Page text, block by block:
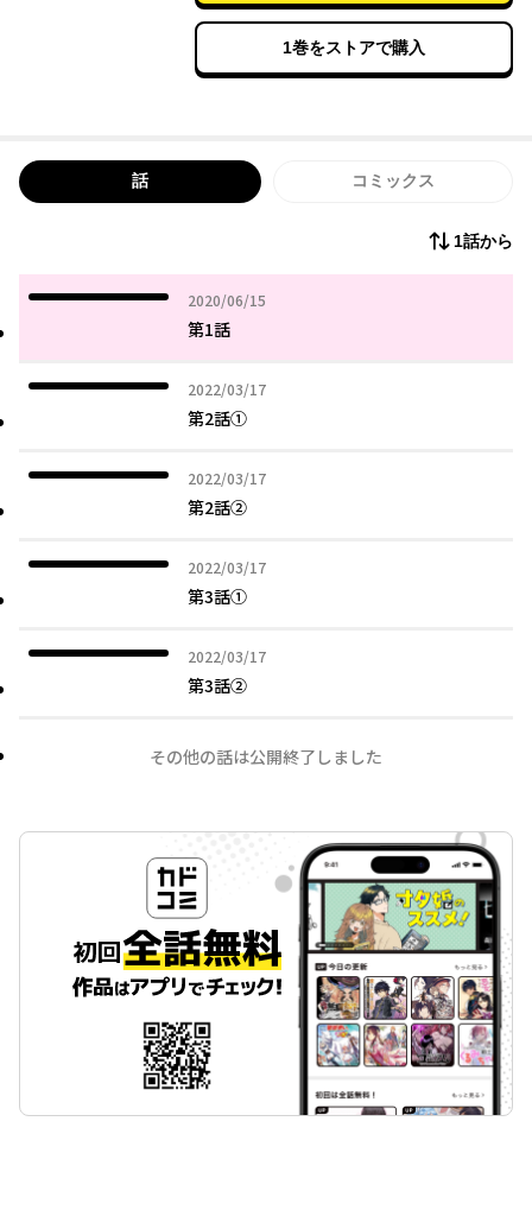
1巻をストアで購入
話 コミックス
1話から
2020/06/15
2020年06月15日
第1話
2022/03/17
2022年03月17日
第2話①
2022/03/17
2022年03月17日
第2話②
2022/03/17
2022年03月17日
第3話①
2022/03/17
2022年03月17日
第3話②
その他の話は公開終了しました